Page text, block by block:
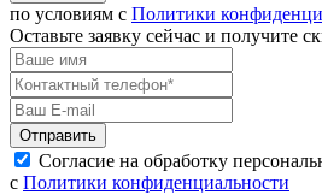
по условиям с Политики
Оставьте заявку сейчас и получите
Отправить
Согласие на обработку
с Политики конфиденциальности